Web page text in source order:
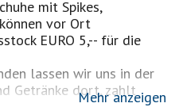
mit Spikes,
vor Ort
EURO 5,-- für die
lassen wir uns in der
Getränke dort, zahlt
Mehr anzeigen